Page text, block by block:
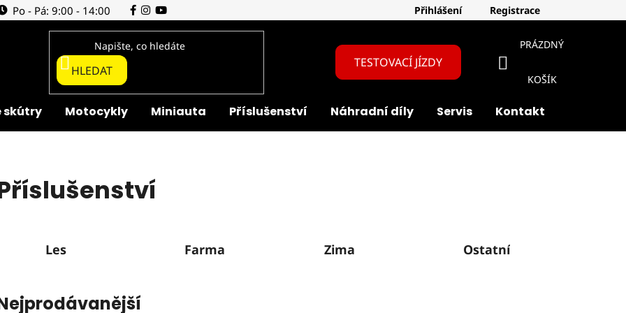
Po - Pá: 9:00 - 14:00 Přihlášení Registrace
HLEDAT
TESTOVACÍ JÍZDY
NÁKUPNÍ
KOŠÍK
PRÁZDNÝ
KOŠÍK
skútry Motocykly Miniauta Příslušenství Náhradní díly Servis Kontakt
Les Farma Zima Ostatní